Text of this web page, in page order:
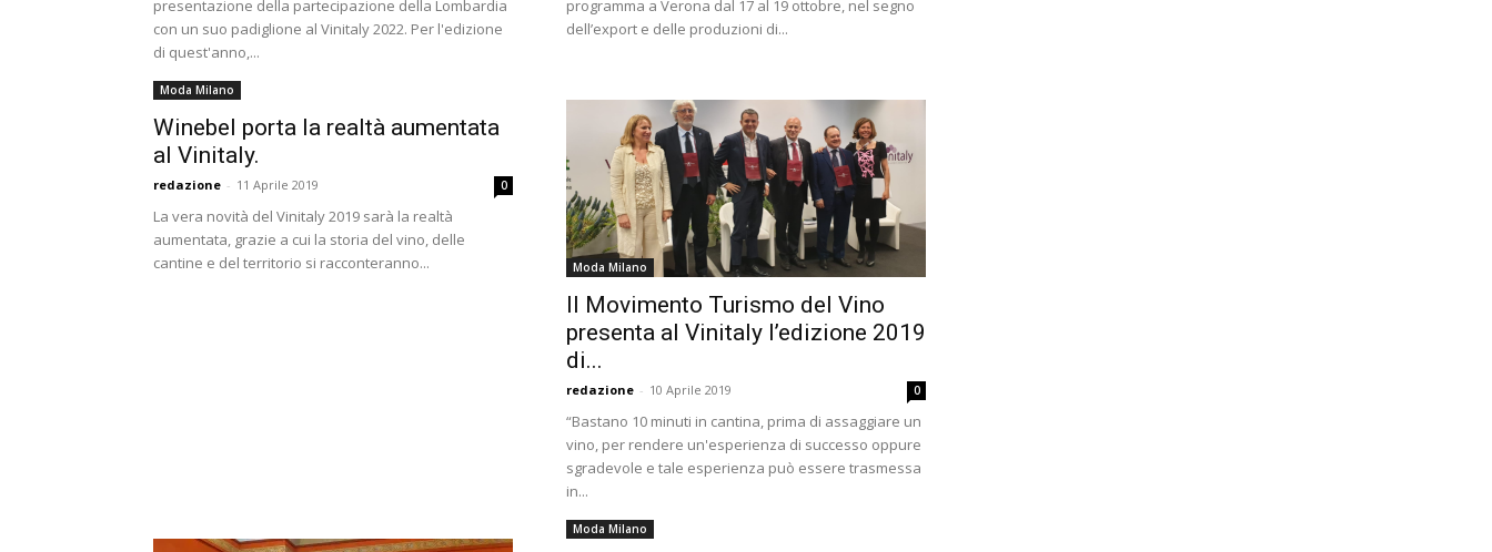
presentazione della partecipazione della Lombardia
con un suo padiglione al Vinitaly 2022. Per l'edizione
di quest'anno,...
programma a Verona dal 17 al 19 ottobre, nel segno
dell’export e delle produzioni di...
Moda Milano
Winebel porta la realtà aumentata
al Vinitaly.
redazione - 11 Aprile 2019 0
La vera novità del Vinitaly 2019 sarà la realtà
aumentata, grazie a cui la storia del vino, delle
cantine e del territorio si racconteranno...
Moda Milano
Il Movimento Turismo del Vino
presenta al Vinitaly l’edizione 2019
di...
redazione - 10 Aprile 2019 0
“Bastano 10 minuti in cantina, prima di assaggiare un
vino, per rendere un'esperienza di successo oppure
sgradevole e tale esperienza può essere trasmessa
in...
Moda Milano